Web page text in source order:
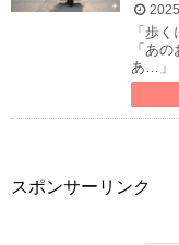
「歩
「あ
あ…」
スポンサーリンク